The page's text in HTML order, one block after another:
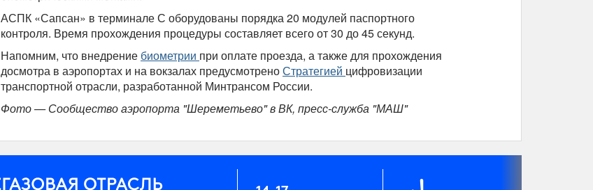
АСПК «Сапсан» в терминале С оборудованы порядка 20 модулей паспортного
контроля. Время прохождения процедуры составляет всего от 30 до 45 секунд.
Напомним, что внедрение биометрии при оплате проезда, а также для прохождения
досмотра в аэропортах и на вокзалах предусмотреноСтратегией цифровизации
транспортной отрасли, разработанной Минтрансом России.
Фото — Сообщество аэропорта "Шереметьево" в ВК, пресс-служба "МАШ"